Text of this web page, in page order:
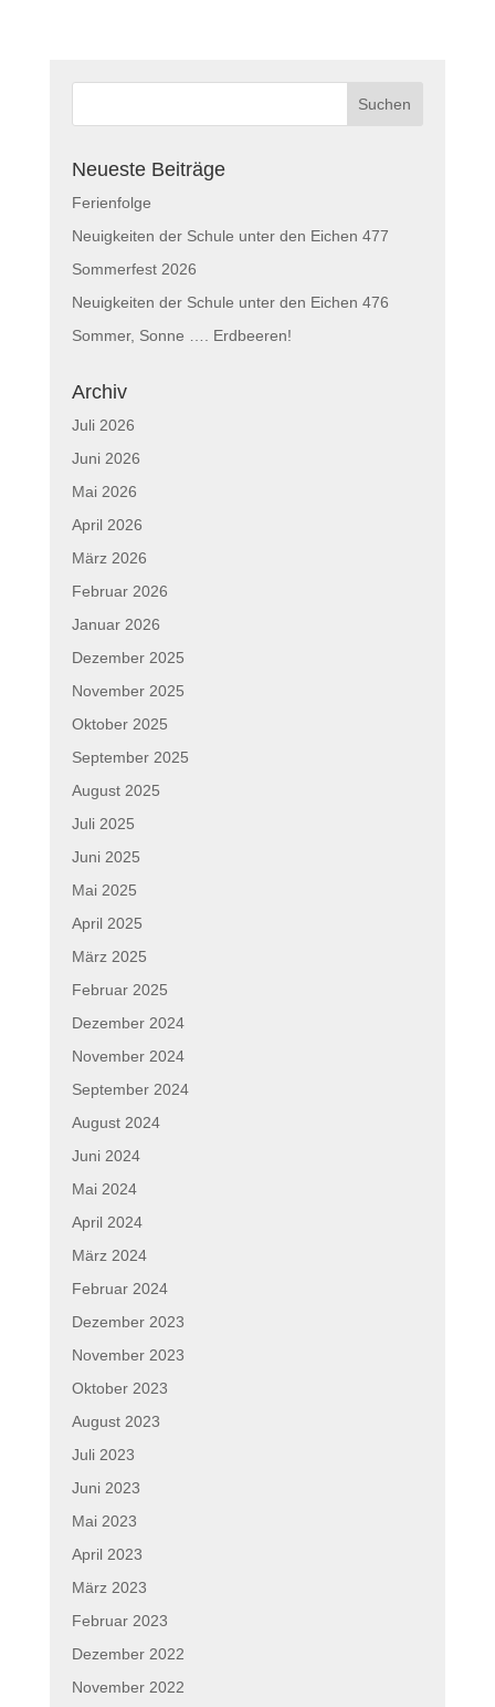
Neueste Beiträge
Ferienfolge
Neuigkeiten der Schule unter den Eichen 477
Sommerfest 2026
Neuigkeiten der Schule unter den Eichen 476
Sommer, Sonne …. Erdbeeren!
Archiv
Juli 2026
Juni 2026
Mai 2026
April 2026
März 2026
Februar 2026
Januar 2026
Dezember 2025
November 2025
Oktober 2025
September 2025
August 2025
Juli 2025
Juni 2025
Mai 2025
April 2025
März 2025
Februar 2025
Dezember 2024
November 2024
September 2024
August 2024
Juni 2024
Mai 2024
April 2024
März 2024
Februar 2024
Dezember 2023
November 2023
Oktober 2023
August 2023
Juli 2023
Juni 2023
Mai 2023
April 2023
März 2023
Februar 2023
Dezember 2022
November 2022